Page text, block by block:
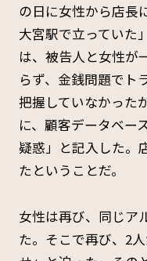
の日に女性から店長
大宮駅で立っていた
は、被告人と女性が
らず、金銭問題でト
把握していなかった
に、顧客データベー
疑惑」と記入した。
たということだ。
女性は再び、同じア
た。そこで再び、2